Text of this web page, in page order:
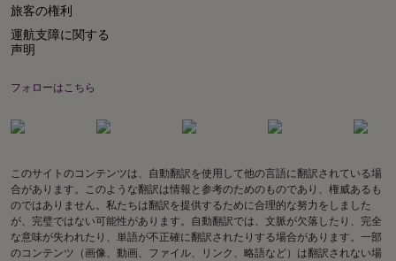
旅客の権利
運航支障に関する
声明
フォローはこちら
このサイトのコンテンツは、自動翻訳を使用して他の言語に翻訳されている場
合があります。このような翻訳は情報と参考のためのものであり、権威あるも
のではありません。私たちは翻訳を提供するために合理的な努力をしました
が、完璧ではない可能性があります。自動翻訳では、文脈が欠落したり、完全
な意味が失われたり、単語が不正確に翻訳されたりする場合があります。一部
のコンテンツ（画像、動画、ファイル、リンク、略語など）は翻訳されない場